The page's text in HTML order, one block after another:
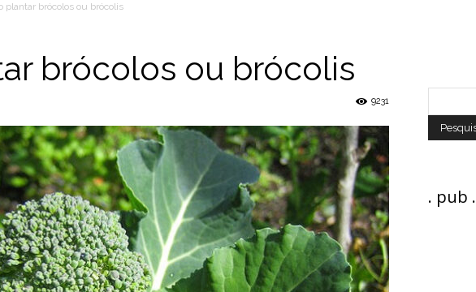
plantar brócolos ou brócolis
brócolos ou brócolis
9231
. pub .